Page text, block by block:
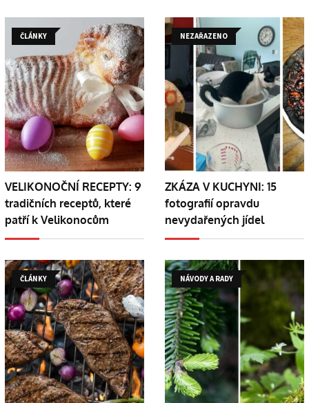
ČLÁNKY
VELIKONOČNÍ RECEPTY: 9
tradičních receptů, které
patří k Velikonocům
NEZAŘAZENO
ZKÁZA V KUCHYNI: 15
fotografií opravdu
nevydařených jídel
ČLÁNKY NÁVODY A RADY